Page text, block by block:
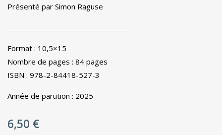
Présenté par Simon Raguse
Format : 10,5×15
Nombre de pages : 84 pages
ISBN : 978-2-84418-527-3
Année de parution : 2025
6,50 €